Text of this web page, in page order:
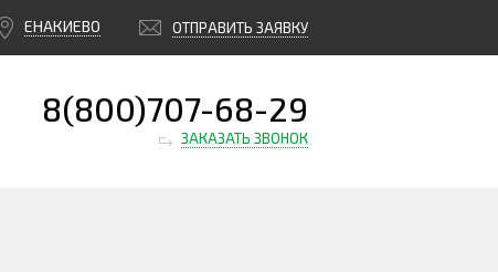
ОТПРАВИТЬ ЗАЯВКУ
ЕНАКИЕВО
8(800)707-68-29
ЗАКАЗАТЬ ЗВОНОК